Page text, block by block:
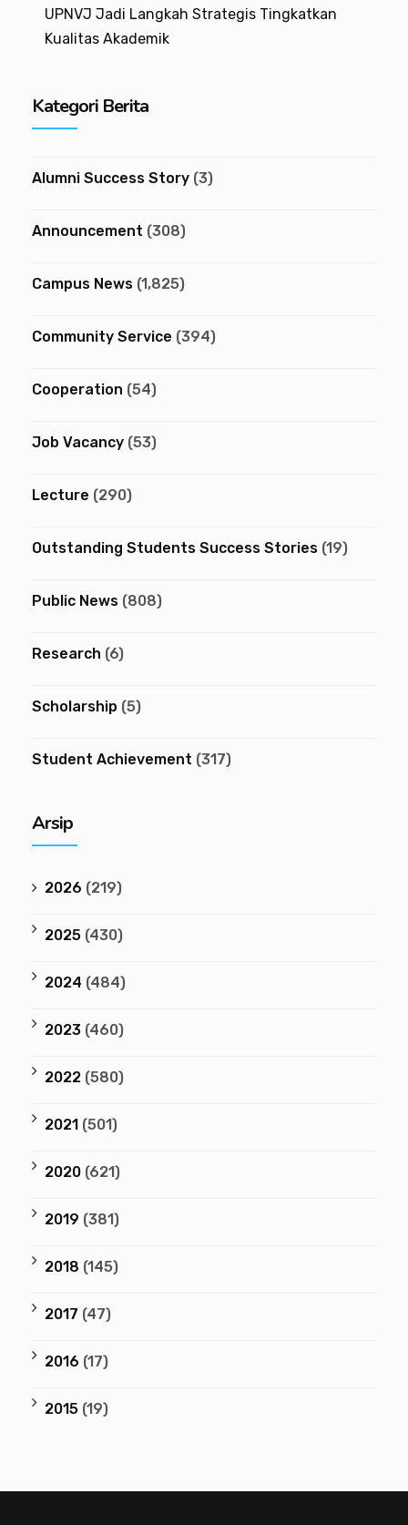
UPNVJ Jadi Langkah Strategis Tingkatkan
Kualitas Akademik
Kategori Berita
Alumni Success Story (3)
Announcement (308)
Campus News (1,825)
Community Service (394)
Cooperation (54)
Job Vacancy (53)
Lecture (290)
Outstanding Students Success Stories (19)
Public News (808)
Research (6)
Scholarship (5)
Student Achievement (317)
Arsip
2026 (219)
2025 (430)
2024 (484)
2023 (460)
2022 (580)
2021 (501)
2020 (621)
2019 (381)
2018 (145)
2017 (47)
2016 (17)
2015 (19)